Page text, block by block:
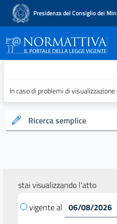
Presidenza del Consiglio dei
Normattiva -
In caso di problemi di visualizzazione
Ricerca semplice
stai visualizzando l'atto
vigente al